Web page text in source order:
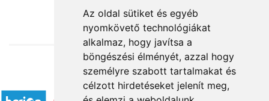
Az oldal sütiket és egyéb
nyomkövető technológiákat
alkalmaz, hogy javítsa a
böngészési élményét, azzal hogy
személyre szabott tartalmakat és
célzott hirdetéseket jelenít meg,
Accepted payment methods